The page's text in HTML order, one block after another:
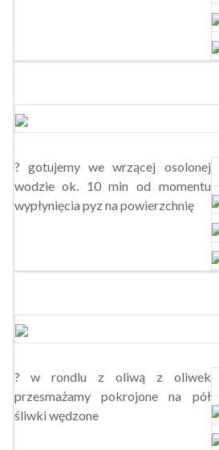
? gotujemy we wrzącej osolonej
wodzie ok. 10 min od momentu
wypłynięcia pyz na powierzchnię
? w rondlu z oliwą z oliwek
przesmażamy pokrojone na pół
śliwki wędzone